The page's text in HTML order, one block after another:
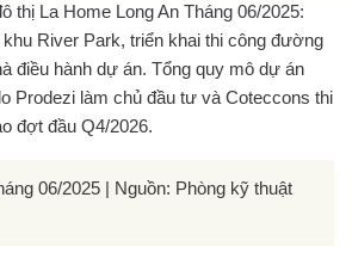
thị La Home Long An Tháng 06/2025:
River Park, triển khai thi công đường
điều hành dự án. Tổng quy mô dự án
Prodezi làm chủ đầu tư và Coteccons thi
đợt đầu Q4/2026.
06/2025 | Nguồn: Phòng kỹ thuật